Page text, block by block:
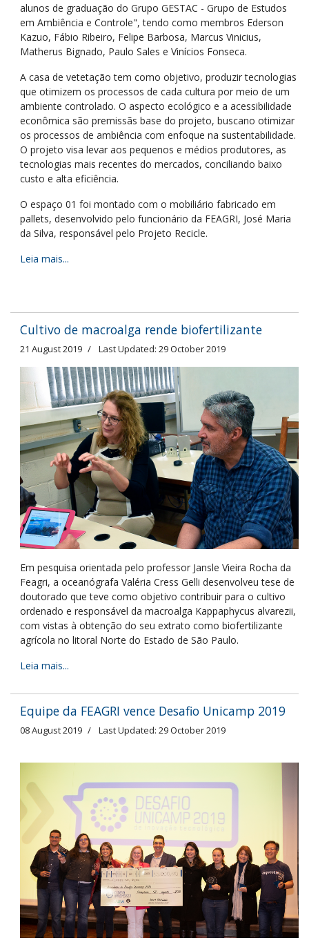
alunos de graduação do Grupo GESTAC - Grupo de Estudos
em Ambiência e Controle", tendo como membros Ederson
Kazuo, Fábio Ribeiro, Felipe Barbosa, Marcus Vinicius,
Matherus Bignado, Paulo Sales e Vinícios Fonseca.
A casa de vetetação tem como objetivo, produzir tecnologias
que otimizem os processos de cada cultura por meio de um
ambiente controlado. O aspecto ecológico e a acessibilidade
econômica são premissãs base do projeto, buscano otimizar
os processos de ambiência com enfoque na sustentabilidade.
O projeto visa levar aos pequenos e médios produtores, as
tecnologias mais recentes do mercados, conciliando baixo
custo e alta eficiência.
O espaço 01 foi montado com o mobiliário fabricado em
pallets, desenvolvido pelo funcionário da FEAGRI, José Maria
da Silva, responsável pelo Projeto Recicle.
Leia mais...
Cultivo de macroalga rende biofertilizante
21 August 2019 Last Updated: 29 October 2019
Em pesquisa orientada pelo professor Jansle Vieira Rocha da
Feagri, a oceanógrafa Valéria Cress Gelli desenvolveu tese de
doutorado que teve como objetivo contribuir para o cultivo
ordenado e responsável da macroalga Kappaphycus alvarezii,
com vistas à obtenção do seu extrato como biofertilizante
agrícola no litoral Norte do Estado de São Paulo.
Leia mais...
Equipe da FEAGRI vence Desafio Unicamp 2019
08 August 2019 Last Updated: 29 October 2019